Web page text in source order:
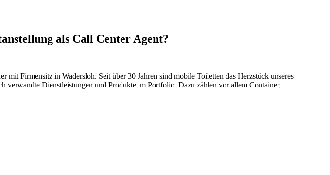
als Call Center Agent?
Firmensitz in Wadersloh. Seit über 30 Jahren sind mobile Toiletten das Herzstück unseres
verwandte Dienstleistungen und Produkte im Portfolio. Dazu zählen vor allem Container,